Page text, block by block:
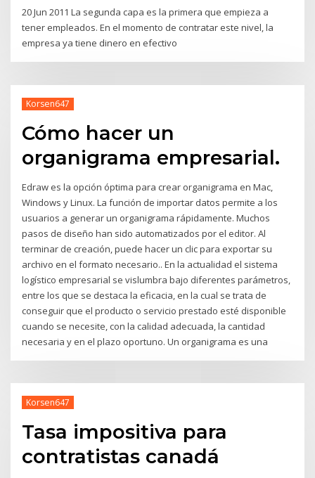
20 Jun 2011 La segunda capa es la primera que empieza a
tener empleados. En el momento de contratar este nivel, la
empresa ya tiene dinero en efectivo
Korsen647
Cómo hacer un
organigrama empresarial.
Edraw es la opción óptima para crear organigrama en Mac,
Windows y Linux. La función de importar datos permite a los
usuarios a generar un organigrama rápidamente. Muchos
pasos de diseño han sido automatizados por el editor. Al
terminar de creación, puede hacer un clic para exportar su
archivo en el formato necesario.. En la actualidad el sistema
logístico empresarial se vislumbra bajo diferentes parámetros,
entre los que se destaca la eficacia, en la cual se trata de
conseguir que el producto o servicio prestado esté disponible
cuando se necesite, con la calidad adecuada, la cantidad
necesaria y en el plazo oportuno. Un organigrama es una
Korsen647
Tasa impositiva para
contratistas canadá